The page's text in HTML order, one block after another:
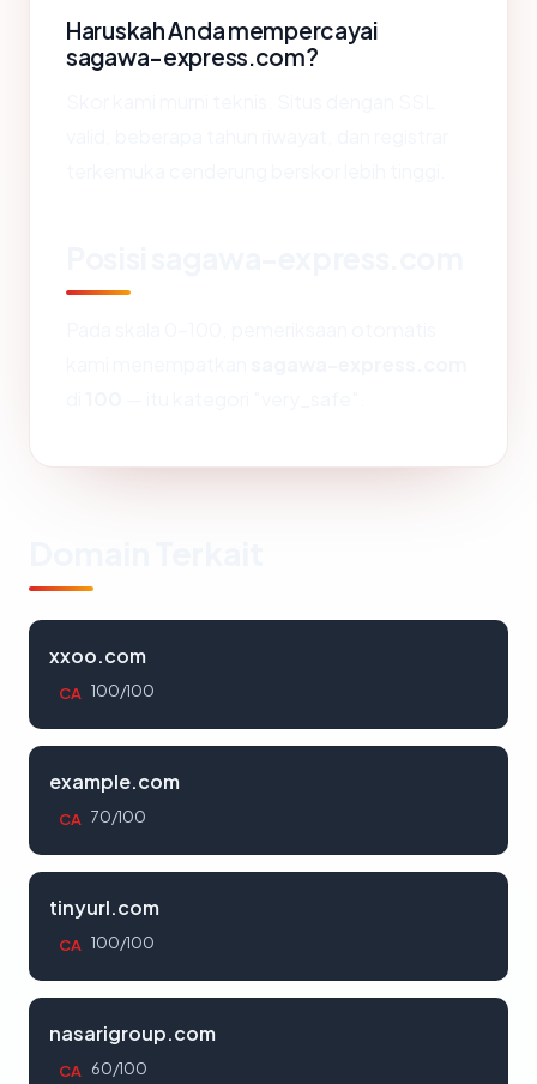
Haruskah Anda mempercayai
sagawa-express.com?
xxoo.com
CA 100/100
example.com
CA 70/100
tinyurl.com
CA 100/100
nasarigroup.com
CA 60/100